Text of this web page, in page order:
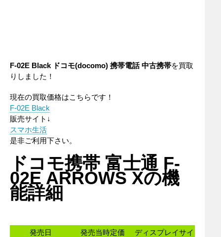
F-02E Black ドコモ(docomo) 携帯電話中古携帯を買取
りしました！
現在の買取価格はこちらです！
F-02E Black
販売サイト↓
スマホ生活
是非ご利用下さい。
ドコモ携帯 富士通 F-
02E ARROWS Xの機
能詳細
発売日 発売当時定価
ディスプレイサイ